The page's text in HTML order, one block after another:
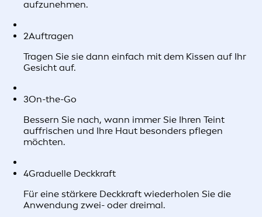
aufzunehmen.
2Auftragen
Tragen Sie sie dann einfach mit dem Kissen auf Ihr
Gesicht auf.
3On-the-Go
Bessern Sie nach, wann immer Sie Ihren Teint
auffrischen und Ihre Haut besonders pflegen
möchten.
4Graduelle Deckkraft
Für eine stärkere Deckkraft wiederholen Sie die
Anwendung zwei- oder dreimal.